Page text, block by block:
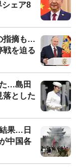
シェア8
指摘も…
戦を迫る
…島田
落とした
果…日
中国各